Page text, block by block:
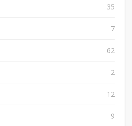
35
7
62
2
12
9